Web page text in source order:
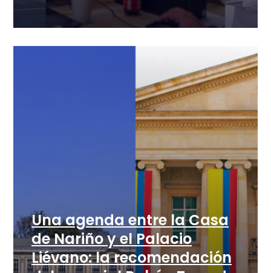
Una agenda entre la Casa
de Nariño y el Palacio
Liévano: la recomendación